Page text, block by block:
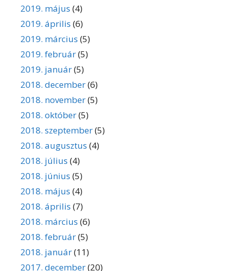
2019. május (4)
2019. április (6)
2019. március (5)
2019. február(5)
2019. január(5)
2018. december(6)
2018. november(5)
2018. október(5)
2018. szeptember(5)
2018. augusztus (4)
2018. július (4)
2018. június (5)
2018. május (4)
2018. április (7)
2018. március (6)
2018. február(5)
2018. január(11)
2017. december(20)